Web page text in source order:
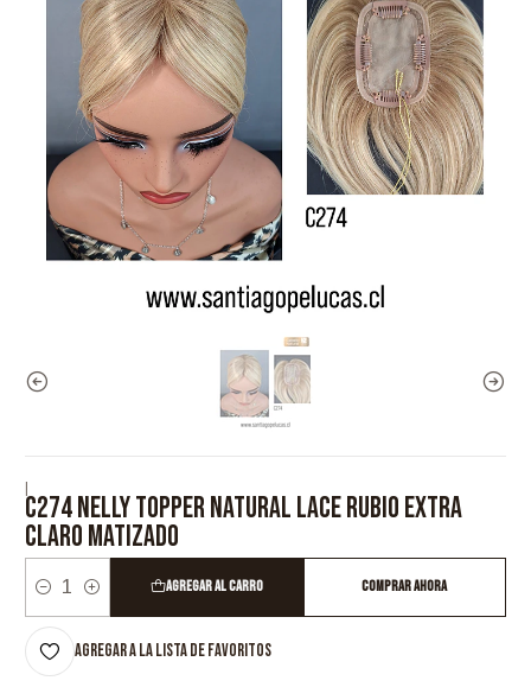
|
C274 NELLY TOPPER NATURAL LACE RUBIO EXTRA
CLARO MATIZADO
Cantidad
Agregar al Carro Comprar ahora
Agregar a la lista de favoritos